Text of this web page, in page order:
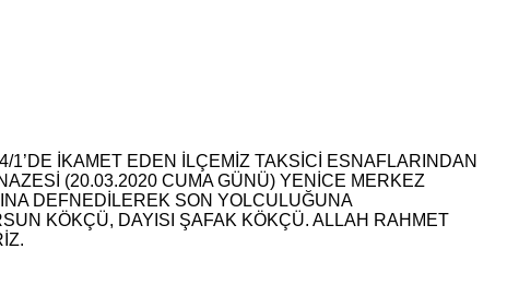
İKAMET EDEN İLÇEMİZ TAKSİCİ ESNAFLARINDAN
(20.03.2020 CUMA GÜNÜ) YENİCE MERKEZ
DEFNEDİLEREK SON YOLCULUĞUNA
KÖKÇÜ, DAYISI ŞAFAK KÖKÇÜ. ALLAH RAHMET